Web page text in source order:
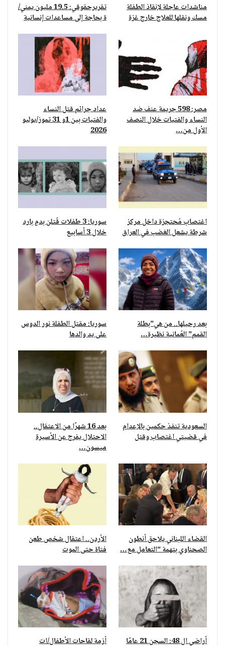
مناشدات عاجلة لإنقاذ الطفلة
مسك ونقلها للعلاج خارج غزة
تقريرحقوقي: 19.5 مليون يمني/
ة بحاجة إلى مساعدات إنسانية
مصر: 598 جريمة عنف ضد
النساء والفتيات خلال النصف
الأول من…
عداد جرائم قتل النساء
والفتيات بين 1و 31 تموز/يوليو
2026
اغتصاب مُحتجزة داخل مركز
شرطة يشعل الغضب في العراق
سوريا: 3 طفلات قُتلن بدمٍ بارد
خلال 3 أسابيع
بعد رحيلها.. من هي”بطلة
القمم” العُمانية نظيرة…
سوريا: مقتل الطفلة نور الدوس
على يد والدها
السعودية تنفذ حكمين بالإعدام
في قضيتي اغتصاب وقتل
بعد 16 شهرًا من الاعتقال..
الاحتلال يفرج عن الأسيرة
ميسون…
القضاء اللبناني يلاحق أنطون
الصحناوي بتهمة “التعامل مع…
الأردن.. اعتقال شخص طعن
فتاة حتى الموت
أراضي ال 48: السجن 21 عامًا
أزمة لقاحات الأطفال/ات